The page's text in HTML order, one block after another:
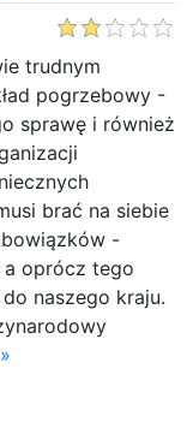
trudnym
pogrzebowy -
sprawę i również
brać na siebie
-
a oprócz tego
naszego kraju.